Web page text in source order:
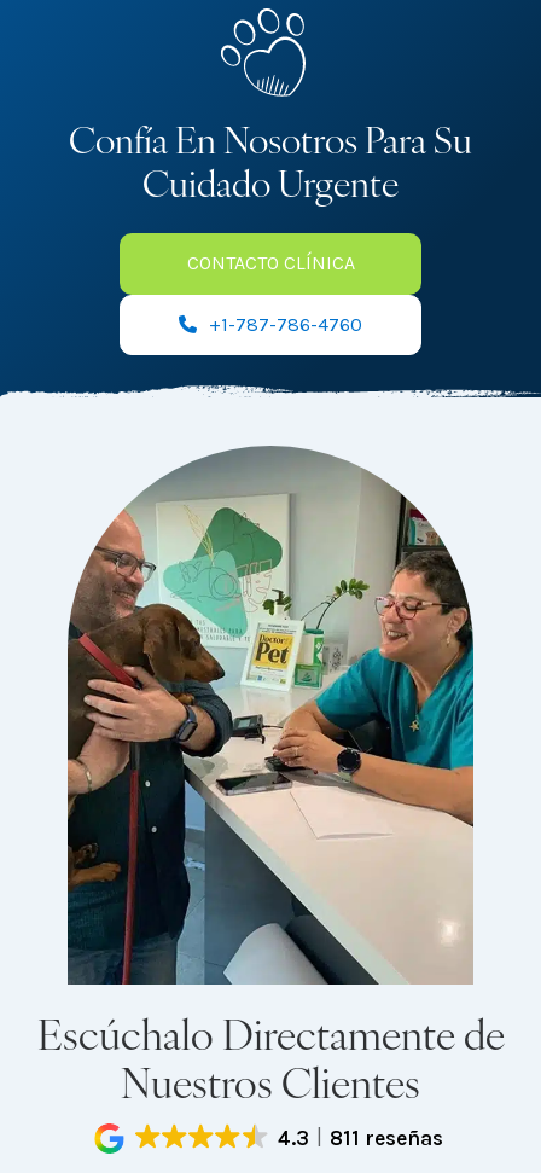
Confía En Nosotros Para Su
Cuidado Urgente
CONTACTO CLÍNICA
+1-787-786-4760
Escúchalo Directamente de
Nuestros Clientes
4.3 811 reseñas